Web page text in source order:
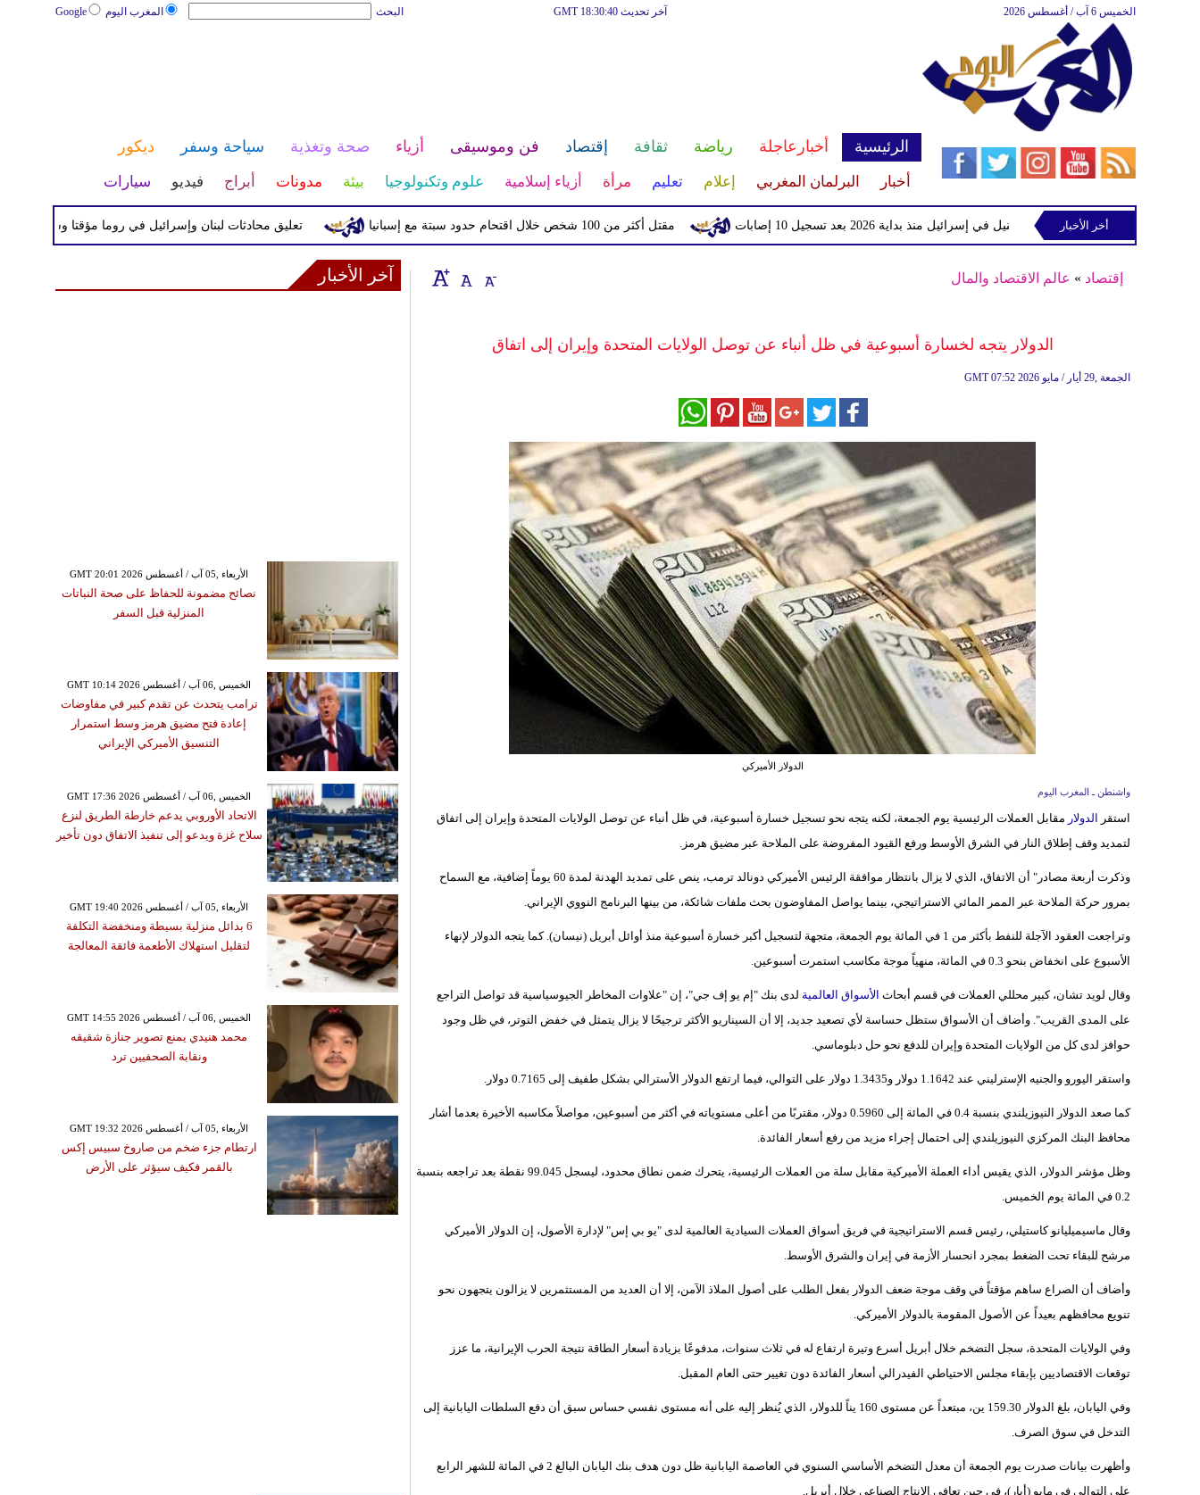
المغرب اليوم Google البحث آخر تحديث GMT 18:30:40 الخميس 6 آب / أغسطس 2026
الرئيسية أخبارعاجلة رياضة ثقافة إقتصاد فن وموسيقى أزياء صحة وتغذية سياحة وسفر ديكور
أخبار البرلمان المغربي إعلام تعليم مرأة أزياء إسلامية علوم وتكنولوجيا بيئة مدونات أبراج فيديو سيارات
تعليق محادثات لبنان وإسرائيل في روما مؤقتا وسط تصعيد ميداني مقتل أكثر من 100 شخص خلال اقتحام حدود سبتة مع إسبانيا أول وفاة بفيروس غرب النيل في إسرائيل منذ بداية 2026 بعد تسجيل 10 إصابات
أخر الأخبار
إقتصاد » عالم الاقتصاد والمال
الدولار يتجه لخسارة أسبوعية في ظل أنباء عن توصل الولايات المتحدة وإيران إلى اتفاق
GMT 07:52 2026 الجمعة ,29 أيار / مايو
الدولار الأميركي
واشنطن ـ المغرب اليوم
استقر الدولار مقابل العملات الرئيسية يوم الجمعة، لكنه يتجه نحو تسجيل خسارة أسبوعية، في ظل أنباء عن توصل الولايات المتحدة وإيران إلى اتفاق
لتمديد وقف إطلاق النار في الشرق الأوسط ورفع القيود المفروضة على الملاحة عبر مضيق هرمز.
وذكرت أربعة مصادر" أن الاتفاق، الذي لا يزال بانتظار موافقة الرئيس الأميركي دونالد ترمب، ينص على تمديد الهدنة لمدة 60 يوماً إضافية، مع السماح
بمرور حركة الملاحة عبر الممر المائي الاستراتيجي، بينما يواصل المفاوضون بحث ملفات شائكة، من بينها البرنامج النووي الإيراني.
وتراجعت العقود الآجلة للنفط بأكثر من 1 في المائة يوم الجمعة، متجهة لتسجيل أكبر خسارة أسبوعية منذ أوائل أبريل (نيسان). كما يتجه الدولار لإنهاء
الأسبوع على انخفاض بنحو 0.3 في المائة، منهياً موجة مكاسب استمرت أسبوعين.
وقال لويد تشان، كبير محللي العملات في قسم أبحاثالأسواق العالمية لدى بنك "إم يو إف جي"، إن "علاوات المخاطر الجيوسياسية قد تواصل التراجع
على المدى القريب". وأضاف أن الأسواق ستظل حساسة لأي تصعيد جديد، إلا أن السيناريو الأكثر ترجيحًا لا يزال يتمثل في خفض التوتر، في ظل وجود
حوافز لدى كل من الولايات المتحدة وإيران للدفع نحو حل دبلوماسي.
واستقر اليورو والجنيه الإسترليني عند 1.1642 دولار و1.3435 دولار على التوالي، فيما ارتفع الدولار الأسترالي بشكل طفيف إلى 0.7165 دولار.
كما صعد الدولار النيوزيلندي بنسبة 0.4 في المائة إلى 0.5960 دولار، مقتربًا من أعلى مستوياته في أكثر من أسبوعين، مواصلاً مكاسبه الأخيرة بعدما أشار
محافظ البنك المركزي النيوزيلندي إلى احتمال إجراء مزيد من رفع أسعار الفائدة.
وظل مؤشر الدولار، الذي يقيس أداء العملة الأميركية مقابل سلة من العملات الرئيسية، يتحرك ضمن نطاق محدود، ليسجل 99.045 نقطة بعد تراجعه بنسبة
0.2 في المائة يوم الخميس.
وقال ماسيميليانو كاستيلي، رئيس قسم الاستراتيجية في فريق أسواق العملات السيادية العالمية لدى "يو بي إس" لإدارة الأصول، إن الدولار الأميركي
مرشح للبقاء تحت الضغط بمجرد انحسار الأزمة في إيران والشرق الأوسط.
وأضاف أن الصراع ساهم مؤقتاً في وقف موجة ضعف الدولار بفعل الطلب على أصول الملاذ الآمن، إلا أن العديد من المستثمرين لا يزالون يتجهون نحو
تنويع محافظهم بعيداً عن الأصول المقومة بالدولار الأميركي.
وفي الولايات المتحدة، سجل التضخم خلال أبريل أسرع وتيرة ارتفاع له في ثلاث سنوات، مدفوعًا بزيادة أسعار الطاقة نتيجة الحرب الإيرانية، ما عزز
توقعات الاقتصاديين بإبقاء مجلس الاحتياطي الفيدرالي أسعار الفائدة دون تغيير حتى العام المقبل.
وفي اليابان، بلغ الدولار 159.30 ين، مبتعداً عن مستوى 160 يناً للدولار، الذي يُنظر إليه على أنه مستوى نفسي حساس سبق أن دفع السلطات اليابانية إلى
التدخل في سوق الصرف.
وأظهرت بيانات صدرت يوم الجمعة أن معدل التضخم الأساسي السنوي في العاصمة اليابانية ظل دون هدف بنك اليابان البالغ 2 في المائة للشهر الرابع
على التوالي في مايو (أيار)، في حين تعافى الإنتاج الصناعي خلال أبريل.
آخر الأخبار
GMT 20:01 2026 الأربعاء ,05 آب / أغسطس
نصائح مضمونة للحفاظ على صحة النباتات
المنزلية قبل السفر
GMT 10:14 2026 الخميس ,06 آب / أغسطس
ترامب يتحدث عن تقدم كبير في مفاوضات
إعادة فتح مضيق هرمز وسط استمرار
التنسيق الأميركي الإيراني
GMT 17:36 2026 الخميس ,06 آب / أغسطس
الاتحاد الأوروبي يدعم خارطة الطريق لنزع
سلاح غزة ويدعو إلى تنفيذ الاتفاق دون تأخير
GMT 19:40 2026 الأربعاء ,05 آب / أغسطس
6 بدائل منزلية بسيطة ومنخفضة التكلفة
لتقليل استهلاك الأطعمة فائقة المعالجة
GMT 14:55 2026 الخميس ,06 آب / أغسطس
محمد هنيدي يمنع تصوير جنازة شقيقه
ونقابة الصحفيين ترد
GMT 19:32 2026 الأربعاء ,05 آب / أغسطس
ارتطام جزء ضخم من صاروخ سبيس إكس
بالقمر فكيف سيؤثر على الأرض